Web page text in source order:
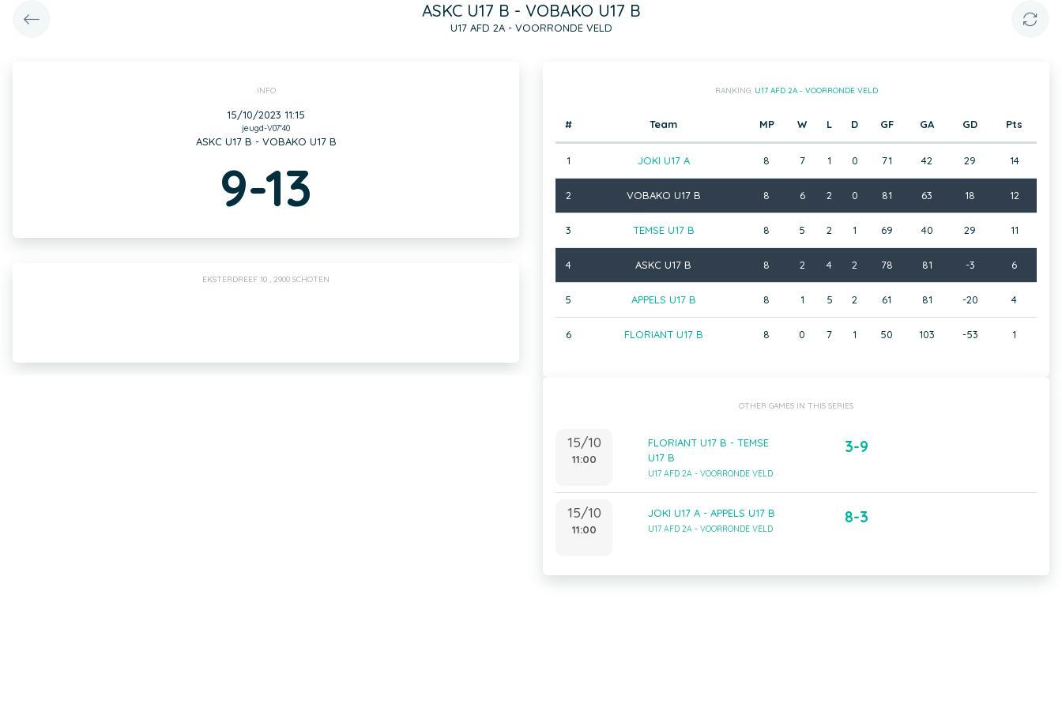
ASKC U17 B - VOBAKO U17 B
U17 AFD 2A - VOORRONDE VELD
INFO
15/10/2023 11:15
jeugd-V07*40
ASKC U17 B - VOBAKO U17 B
9-13
EKSTERDREEF 10 , 2900 SCHOTEN
RANKING: U17 AFD 2A - VOORRONDE VELD
# Team MP W L D GF GA GD Pts
1 JOKI U17 A 8 7 1 0 71 42 29 14
2 VOBAKO U17 B 8 6 2 0 81 63 18 12
3 TEMSE U17 B 8 5 2 1 69 40 29 11
4 ASKC U17 B 8 2 4 2 78 81 -3 6
5 APPELS U17 B 8 1 5 2 61 81 -20 4
6 FLORIANT U17 B 8 0 7 1 50 103 -53 1
OTHER GAMES IN THIS SERIES
15/10
11:00
FLORIANT U17 B - TEMSE
U17 B
U17 AFD 2A - VOORRONDE VELD
3-9
15/10
11:00
JOKI U17 A - APPELS U17 B
U17 AFD 2A - VOORRONDE VELD
8-3